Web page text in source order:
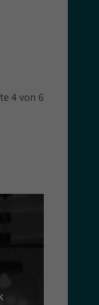
4 von 6